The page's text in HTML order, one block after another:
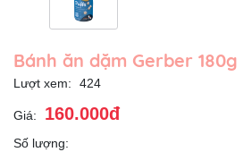
Bánh ăn dặm Gerber 180g
Lượt xem: 424
Giá: 160.000đ
Số lượng: